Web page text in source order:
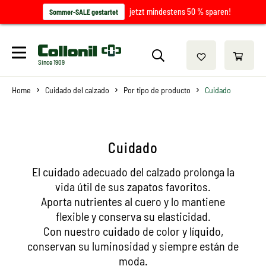
Sommer-SALE gestartet jetzt mindestens 50 % sparen!
Since 1909
Home Cuidado del calzado Por tipo de producto Cuidado
Cuidado
El cuidado adecuado del calzado prolonga la
vida útil de sus zapatos favoritos.
Aporta nutrientes al cuero y lo mantiene
flexible y conserva su elasticidad.
Con nuestro cuidado de color y líquido,
conservan su luminosidad y siempre están de
moda.